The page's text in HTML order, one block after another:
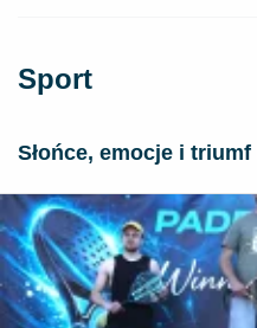
Sport
Słońce, emocje i